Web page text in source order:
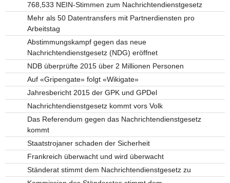
768,533 NEIN-Stimmen zum Nachrichtendienstgesetz
Mehr als 50 Datentransfers mit Partnerdiensten pro
Arbeitstag
Abstimmungskampf gegen das neue
Nachrichtendienstgesetz (NDG) eröffnet
NDB überprüfte 2015 über 2 Millionen Personen
Auf «Gripengate» folgt «Wikigate»
Jahresbericht 2015 der GPK und GPDel
Nachrichtendienstgesetz kommt vors Volk
Das Referendum gegen das Nachrichtendienstgesetz
kommt
Staatstrojaner schaden der Sicherheit
Frankreich überwacht und wird überwacht
Ständerat stimmt dem Nachrichtendienstgesetz zu